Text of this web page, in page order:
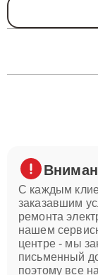
С каждым
заказавшим
ремонта
нашем
центре - мы
письменный
поэтому все